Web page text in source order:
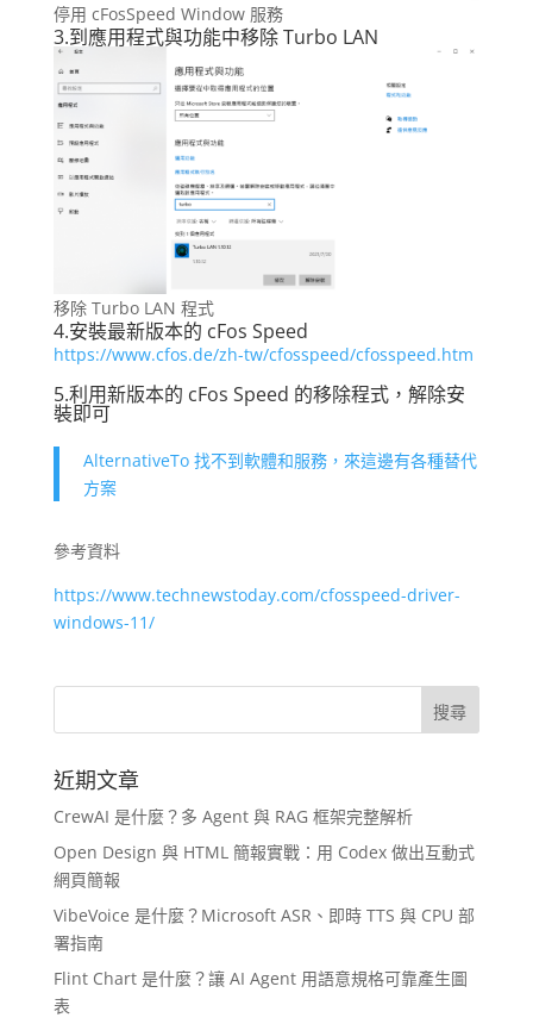
停用 cFosSpeed Window 服務
3.到應用程式與功能中移除 Turbo LAN
移除 Turbo LAN 程式
4.安裝最新版本的 cFos Speed
https://www.cfos.de/zh-tw/cfosspeed/cfosspeed.htm
5.利用新版本的 cFos Speed 的移除程式，解除安
裝即可
AlternativeTo 找不到軟體和服務，來這邊有各種替代
方案
參考資料
https://www.technewstoday.com/cfosspeed-driver-
windows-11/
近期文章
CrewAI 是什麼？多 Agent 與 RAG 框架完整解析
Open Design 與 HTML 簡報實戰：用 Codex 做出互動式
網頁簡報
VibeVoice 是什麼？Microsoft ASR、即時 TTS 與 CPU 部
署指南
Flint Chart 是什麼？讓 AI Agent 用語意規格可靠產生圖
表